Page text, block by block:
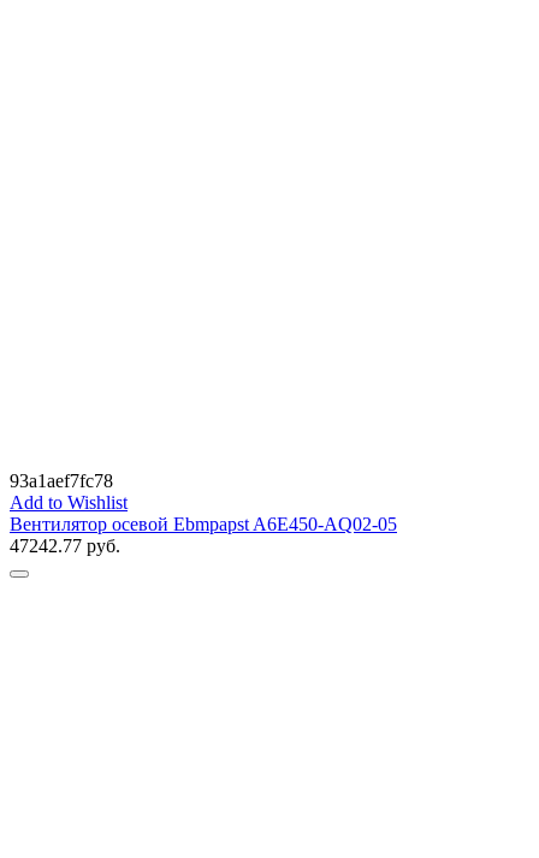
93a1aef7fc78
Add to Wishlist
Вентилятор осевой Ebmpapst A6E450-AQ02-05
47242.77 руб.